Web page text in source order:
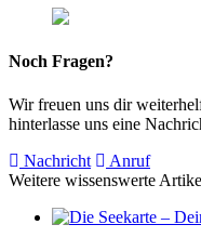
Noch Fragen?
Wir freuen uns dir
hinterlasse uns eine
Nachricht
Anruf
Weitere wissenswerte